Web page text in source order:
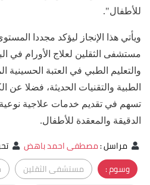
للأطفال".
ويأتي هذا الإنجاز ليؤكد مجددا
مستشفى الثقلين لعلاج الأورام في
والتعليم الطبي في العتبة
الطبية والتقنيات الحديثة، فضلا عن
تسهم في تقديم خدمات علاجية
الدقيقة والمعقدة للأطفال.
مراسل:مصطفى احمد باهض
وسوم :
مستشفى الثقلين